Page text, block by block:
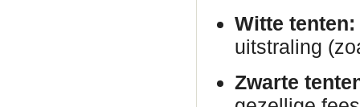
Witte tenten:
uitstraling
Zwarte